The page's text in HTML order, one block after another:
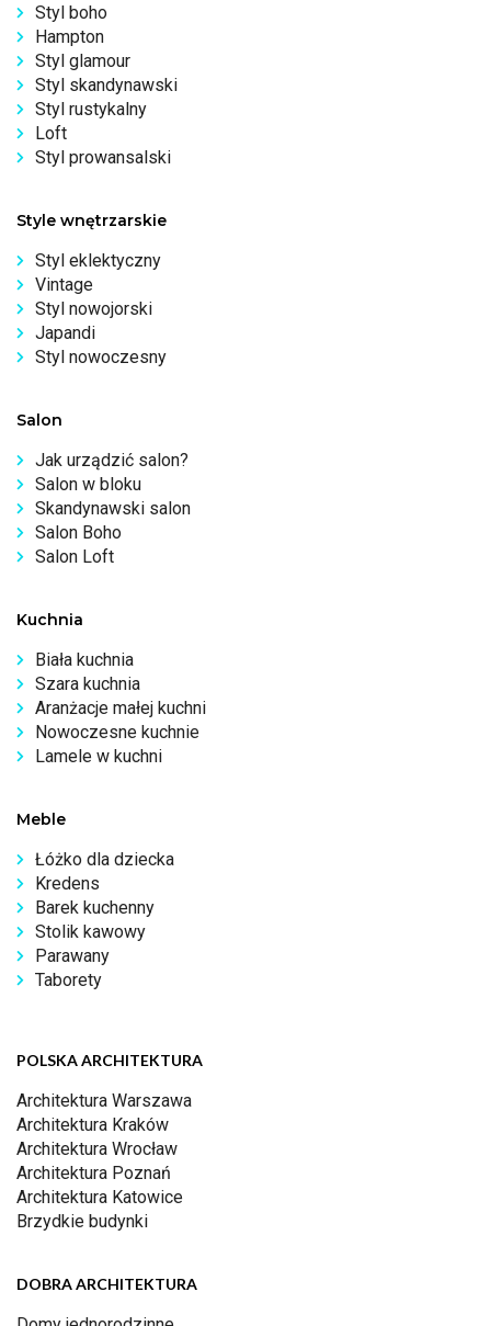
Styl boho
Hampton
Styl glamour
Styl skandynawski
Styl rustykalny
Loft
Styl prowansalski
Style wnętrzarskie
Styl eklektyczny
Vintage
Styl nowojorski
Japandi
Styl nowoczesny
Salon
Jak urządzić salon?
Salon w bloku
Skandynawski salon
Salon Boho
Salon Loft
Kuchnia
Biała kuchnia
Szara kuchnia
Aranżacje małej kuchni
Nowoczesne kuchnie
Lamele w kuchni
Meble
Łóżko dla dziecka
Kredens
Barek kuchenny
Stolik kawowy
Parawany
Taborety
POLSKA ARCHITEKTURA
Architektura Warszawa
Architektura Kraków
Architektura Wrocław
Architektura Poznań
Architektura Katowice
Brzydkie budynki
DOBRA ARCHITEKTURA